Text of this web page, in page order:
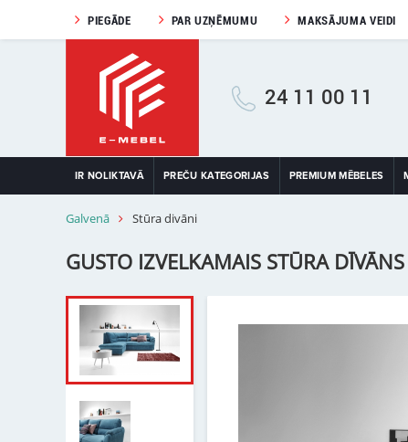
PIEGĀDE PAR UZŅĒMUMU MAKSĀJUMA VEIDI
24 11 00 11
IR NOLIKTAVĀ PREČU KATEGORIJAS PREMIUM MĒBELES
Galvenā Stūra divāni
GUSTO IZVELKAMAIS STŪRA DĪVĀNS